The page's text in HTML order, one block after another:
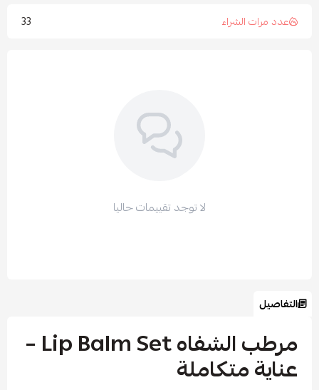
عدد مرات الشراء
33
لا توجد تقييمات حاليا
التفاصيل
مرطب الشفاه Lip Balm Set –
عناية متكاملة